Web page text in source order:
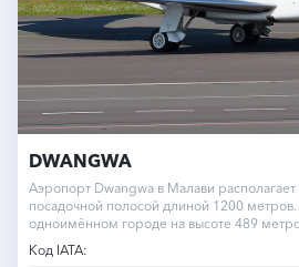
DWANGWA
Аэропорт Dwangwa в Малави располагает
посадочной полосой длиной 1200
одноимённом городе на высоте 489
Код IATA: